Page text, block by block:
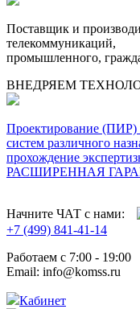
Поставщик и
телекоммуникаций,
промышленного,
ВНЕДРЯЕМ
Проектирование
систем различного
прохождение
РАСШИРЕННАЯ
Начните ЧАТ с нами:
+7 (499) 841-41-14
Работаем с 7:00 - 19:00
Email: info@komss.ru
Кабинет